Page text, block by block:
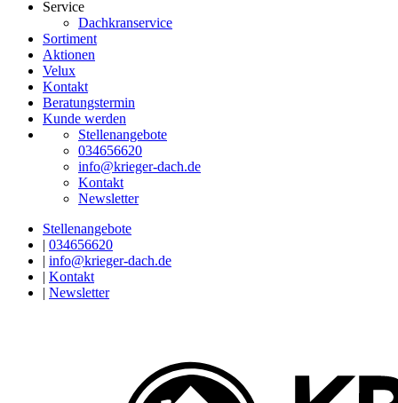
Service
Dachkranservice
Sortiment
Aktionen
Velux
Kontakt
Beratungstermin
Kunde werden
Stellenangebote
034656620
info@krieger-dach.de
Kontakt
Newsletter
Stellenangebote
| 034656620
| info@krieger-dach.de
| Kontakt
| Newsletter